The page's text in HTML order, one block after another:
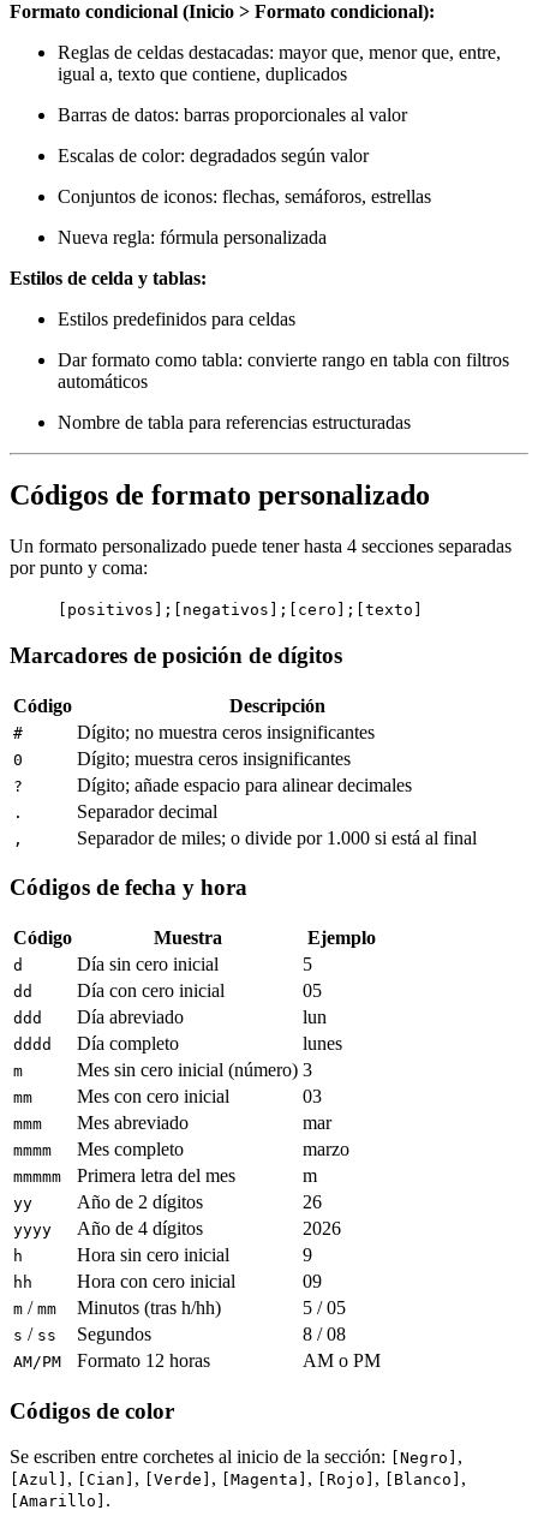
Formato condicional (Inicio > Formato condicional):
Reglas de celdas destacadas: mayor que, menor que, entre,
igual a, texto que contiene, duplicados
Barras de datos: barras proporcionales al valor
Escalas de color: degradados según valor
Conjuntos de iconos: flechas, semáforos, estrellas
Nueva regla: fórmula personalizada
Estilos de celda y tablas:
Estilos predefinidos para celdas
Dar formato como tabla: convierte rango en tabla con filtros
automáticos
Nombre de tabla para referencias estructuradas
Códigos de formato personalizado
Un formato personalizado puede tener hasta 4 secciones separadas
por punto y coma:
[positivos];[negativos];[cero];[texto]
Marcadores de posición de dígitos
Código Descripción
# Dígito; no muestra ceros insignificantes
0 Dígito; muestra ceros insignificantes
? Dígito; añade espacio para alinear decimales
. Separador decimal
, Separador de miles; o divide por 1.000 si está al final
Códigos de fecha y hora
Código Muestra Ejemplo
d Día sin cero inicial 5
dd Día con cero inicial 05
ddd Día abreviado lun
dddd Día completo lunes
m Mes sin cero inicial (número) 3
mm Mes con cero inicial 03
mmm Mes abreviado mar
mmmm Mes completo marzo
mmmmm Primera letra del mes m
yy Año de 2 dígitos 26
yyyy Año de 4 dígitos 2026
h Hora sin cero inicial 9
hh Hora con cero inicial 09
m / mm Minutos (tras h/hh) 5 / 05
s / ss Segundos 8 / 08
AM/PM Formato 12 horas AM o PM
Códigos de color
Se escriben entre corchetes al inicio de la sección: [Negro] ,
[Azul] , [Cian] , [Verde] , [Magenta] , [Rojo] , [Blanco] ,
[Amarillo] .